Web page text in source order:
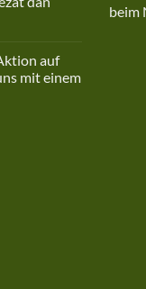
auf
mit einem
beim